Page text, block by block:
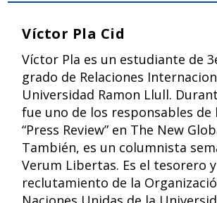
Víctor Pla Cid
Víctor Pla es un estudiante de
grado de Relaciones
Universidad Ramon Llull.
fue uno de los responsables de
“Press Review” en The New
También, es un columnista
Verum Libertas. Es el tesorero
reclutamiento de la